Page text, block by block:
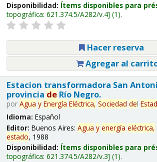
Disponibilidad: Ítems disponibles para
topográfica: 621.374.5/A282/v.4 (1).
Hacer reserva
Agregar al
Estacion transformadora San
provincia deRío Negro.
por Agua y Energía Eléctrica, Sociedad del
Idioma: Español
Editor: Buenos Aires: Agua y energía eléctrica,
estado, 1988
Disponibilidad: Ítems disponibles para
topográfica: 621.374.5/A282/v.3 (1).